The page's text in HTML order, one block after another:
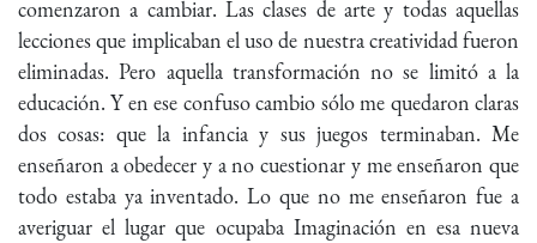
comenzaron a cambiar. Las clases de arte y todas aquellas
lecciones que implicaban el uso de nuestra creatividad fueron
eliminadas. Pero aquella transformación no se limitó a la
educación. Y en ese confuso cambio sólo me quedaron claras
dos cosas: que la infancia y sus juegos terminaban. Me
enseñaron a obedecer y a no cuestionar y me enseñaron que
todo estaba ya inventado. Lo que no me enseñaron fue a
averiguar el lugar que ocupaba Imaginación en esa nueva